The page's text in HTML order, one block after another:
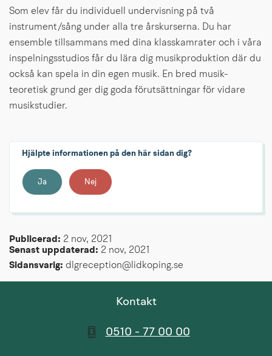
Som elev får du individuell undervisning på två
instrument/sång under alla tre årskurserna. Du har
ensemble tillsammans med dina klasskamrater och i våra
inspelningsstudios får du lära dig musikproduktion där du
också kan spela in din egen musik. En bred musik-
teoretisk grund ger dig goda förutsättningar för vidare
musikstudier.
Hjälpte informationen på den här sidan dig?
Ja Nej
Publicerad: 2 nov, 2021
Senast uppdaterad: 2 nov, 2021
Sidansvarig: dlgreception@lidkoping.se
Kontakt
0510 - 77 00 00